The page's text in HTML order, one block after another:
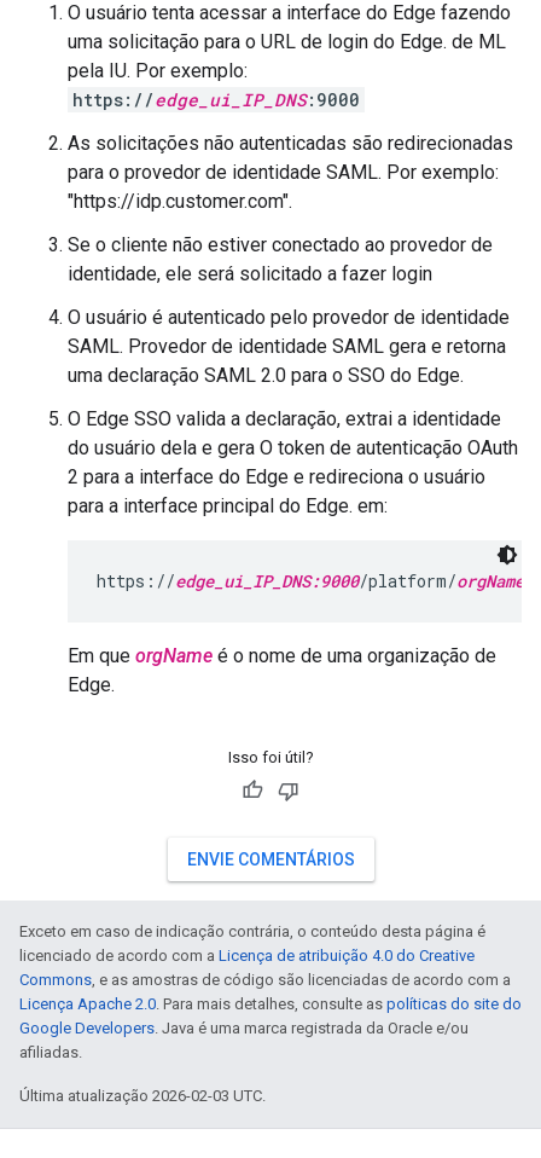
O usuário tenta acessar a interface do Edge fazendo
uma solicitação para o URL de login do Edge. de ML
pela IU. Por exemplo:
https://edge_ui_IP_DNS:9000
As solicitações não autenticadas são redirecionadas
para o provedor de identidade SAML. Por exemplo:
"https://idp.customer.com".
Se o cliente não estiver conectado ao provedor de
identidade, ele será solicitado a fazer login
O usuário é autenticado pelo provedor de identidade
SAML. Provedor de identidade SAML gera e retorna
uma declaração SAML 2.0 para o SSO do Edge.
O Edge SSO valida a declaração, extrai a identidade
do usuário dela e gera O token de autenticação OAuth
2 para a interface do Edge e redireciona o usuário
para a interface principal do Edge. em:
https://edge_ui_IP_DNS:9000/platform/orgName
Em que orgName é o nome de uma organização de
Edge.
Isso foi útil?
ENVIE COMENTÁRIOS
Exceto em caso de indicação contrária, o conteúdo desta página é
licenciado de acordo com a Licença de atribuição 4.0 do Creative
Commons, e as amostras de código são licenciadas de acordo com a
Licença Apache 2.0. Para mais detalhes, consulte as políticas do site do
Google Developers. Java é uma marca registrada da Oracle e/ou
afiliadas.
Última atualização 2026-02-03 UTC.